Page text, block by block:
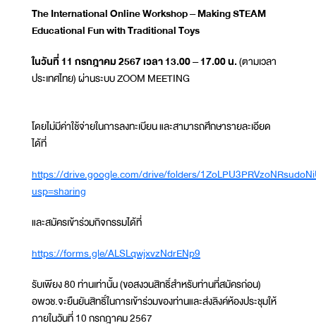
The International Online Workshop – Making STEAM
Educational Fun with Traditional Toys
ในวันที่ 11 กรกฎาคม 2567 เวลา 13.00 – 17.00 น.(ตามเวลา
ประเทศไทย) ผ่านระบบ ZOOM MEETING
โดยไม่มีค่าใช้จ่ายในการลงทะเบียน และสามารถศึกษารายละเอียด
ได้ที่
https://drive.google.com/drive/folders/
usp=sharing
และสมัครเข้าร่วมกิจกรรมได้ที่
https://forms.gle/ALSLqwjxvzNdrENp9
รับเพียง 80 ท่านเท่านั้น (ขอสงวนสิทธิ์สำหรับท่านที่สมัครก่อน)
อพวช.จะยืนยันสิทธิ์ในการเข้าร่วมของท่านและส่งลิงค์ห้องประชุมให้
ภายในวันที่ 10 กรกฎาคม 2567